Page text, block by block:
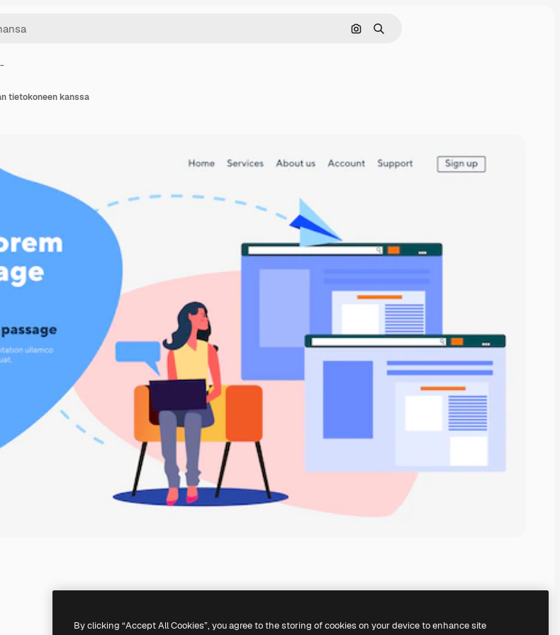
Hae kuvan perusteella
Haku
tietokoneen kanssa
By clicking “Accept All Cookies”, you agree to the storing of cookies on your device to enhance site